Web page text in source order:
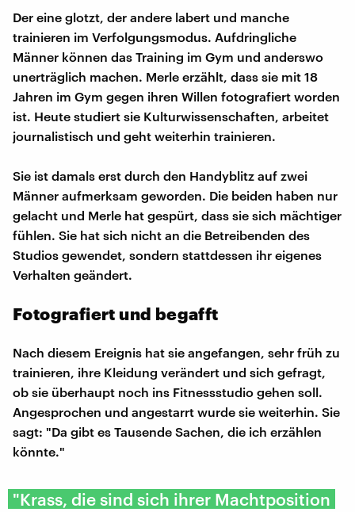
Der eine glotzt, der andere labert und manche
trainieren im Verfolgungsmodus. Aufdringliche
Männer können das Training im Gym und anderswo
unerträglich machen. Merle erzählt, dass sie mit 18
Jahren im Gym gegen ihren Willen fotografiert worden
ist. Heute studiert sie Kulturwissenschaften, arbeitet
journalistisch und geht weiterhin trainieren.
Sie ist damals erst durch den Handyblitz auf zwei
Männer aufmerksam geworden. Die beiden haben nur
gelacht und Merle hat gespürt, dass sie sich mächtiger
fühlen. Sie hat sich nicht an die Betreibenden des
Studios gewendet, sondern stattdessen ihr eigenes
Verhalten geändert.
Fotografiert und begafft
Nach diesem Ereignis hat sie angefangen, sehr früh zu
trainieren, ihre Kleidung verändert und sich gefragt,
ob sie überhaupt noch ins Fitnessstudio gehen soll.
Angesprochen und angestarrt wurde sie weiterhin. Sie
sagt: "Da gibt es Tausende Sachen, die ich erzählen
könnte."
"Krass, die sind sich ihrer Machtposition